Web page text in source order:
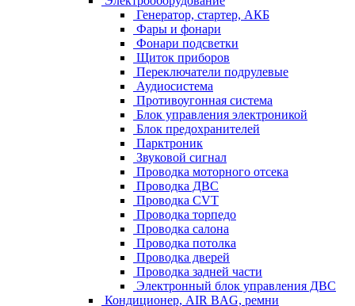
Генератор, стартер, АКБ
Фары и фонари
Фонари подсветки
Щиток приборов
Переключатели подрулевые
Аудиосистема
Противоугонная система
Блок управления электроникой
Блок предохранителей
Парктроник
Звуковой сигнал
Проводка моторного отсека
Проводка ДВС
Проводка CVT
Проводка торпедо
Проводка салона
Проводка потолка
Проводка дверей
Проводка задней части
Электронный блок управления ДВС
Кондиционер, AIR BAG, ремни